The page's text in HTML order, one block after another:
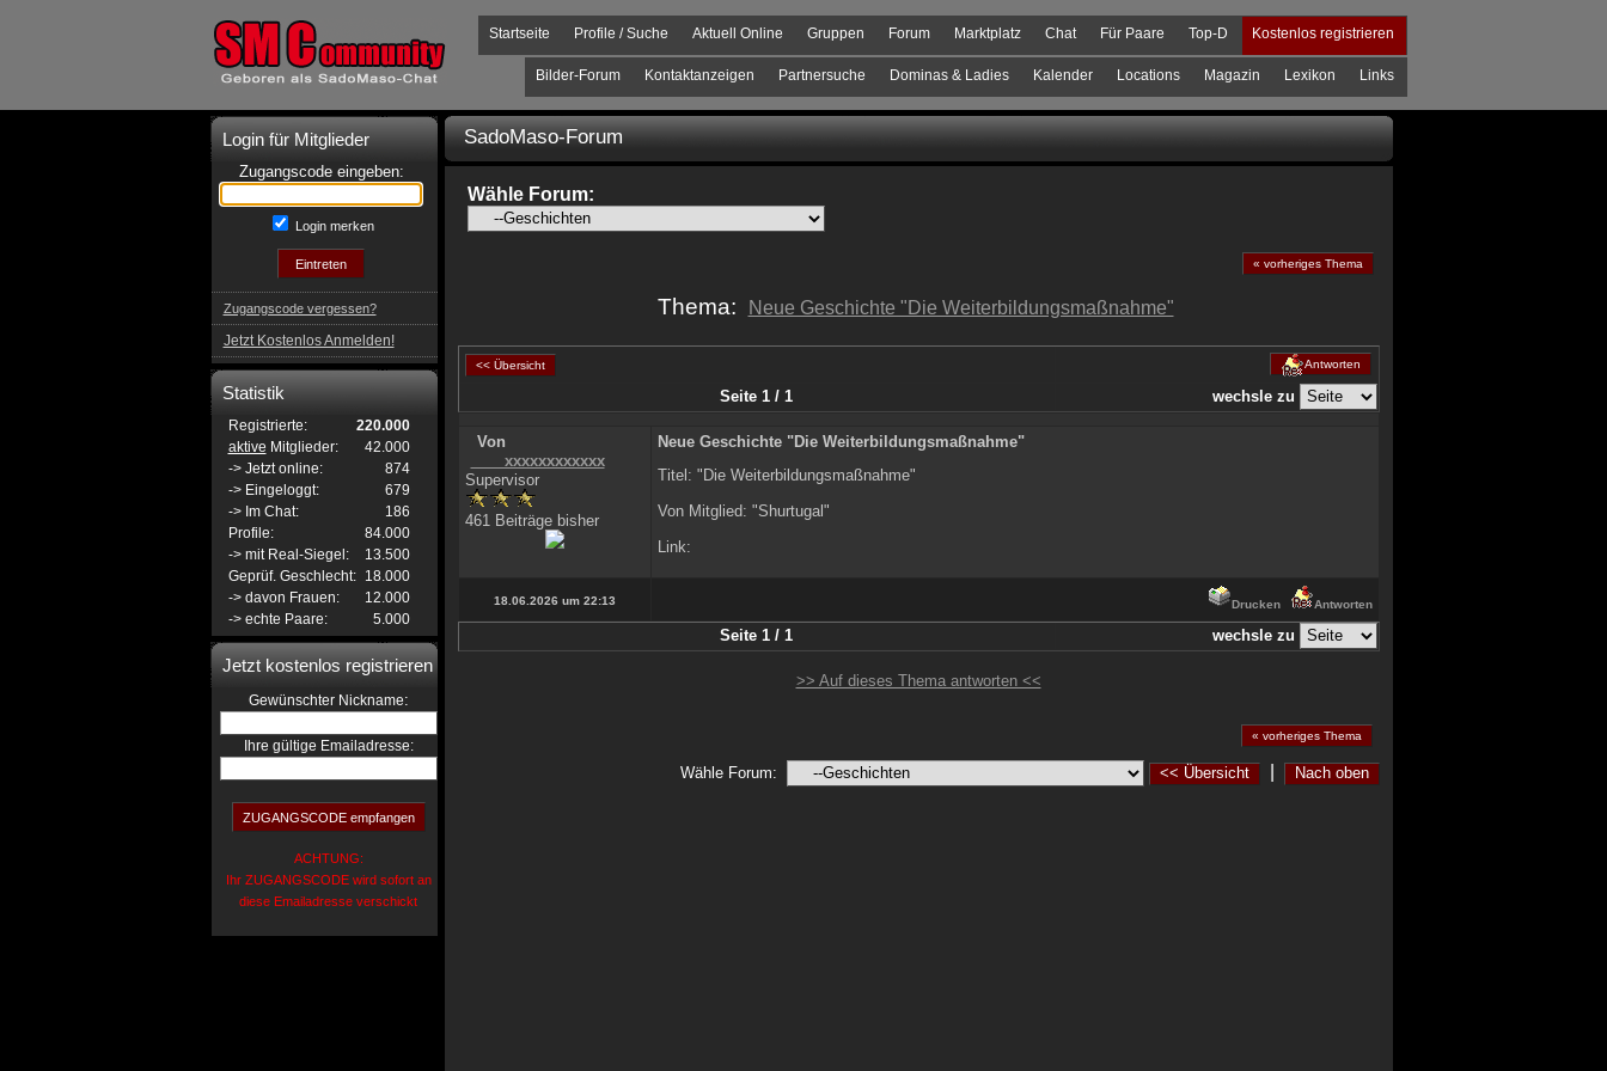
Kostenlos registrieren
Top-D
Für Paare
Chat
Marktplatz
Forum
Gruppen
Aktuell Online
Profile / Suche
Startseite
Links
Lexikon
Magazin
Locations
Kalender
Dominas & Ladies
Partnersuche
Kontaktanzeigen
Bilder-Forum
Login für Mitglieder
Zugangscode eingeben:
Login merken
Zugangscode vergessen?
Jetzt Kostenlos Anmelden!
Statistik
Registrierte:
220.000
aktive Mitglieder:
42.000
-> Jetzt online:
874
-> Eingeloggt:
679
-> Im Chat:
186
Profile:
84.000
-> mit Real-Siegel:
13.500
Geprüf. Geschlecht:
18.000
-> davon Frauen:
12.000
-> echte Paare:
5.000
Jetzt kostenlos registrieren
Gewünschter Nickname:
Ihre gültige Emailadresse:
ACHTUNG:
Ihr ZUGANGSCODE wird sofort an
diese Emailadresse verschickt
SadoMaso-Forum
Wähle Forum:
« vorheriges Thema
Thema: Neue Geschichte "Die Weiterbildungsmaßnahme"
<< Übersicht Antworten
Seite 1 / 1 wechsle zu
Von
____xxxxxxxxxxxx
Supervisor
461 Beiträge bisher
Neue Geschichte "Die Weiterbildungsmaßnahme"
Titel: "Die Weiterbildungsmaßnahme"
Von Mitglied: "Shurtugal"
Link:
18.06.2026 um 22:13 Drucken Antworten
Seite 1 / 1 wechsle zu
>> Auf dieses Thema antworten <<
« vorheriges Thema
Wähle Forum: << Übersicht Nach oben